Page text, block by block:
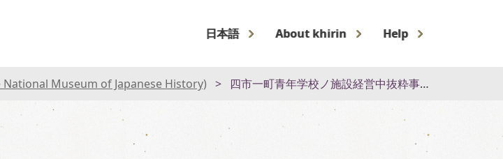
日本語 About khirin Help
Museum of Japanese History) 四市一町青年学校ノ施設経営中抜粋事項